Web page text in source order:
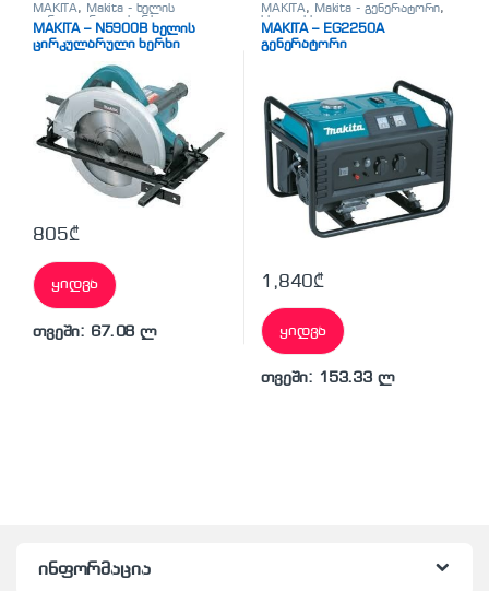
MAKITA, Makita - ხელის
ცირკულარული ხერხი
სხვადასხვა
MAKITA – N5900B ხელის
ცირკულარული ხერხი
805₾
ყიდვა
თვეში: 67.08 ლ
MAKITA, Makita - გენერატორი,
სხვადასხვა
MAKITA – EG2250A
გენერატორი
1,840₾
ყიდვა
თვეში: 153.33 ლ
ინფორმაცია